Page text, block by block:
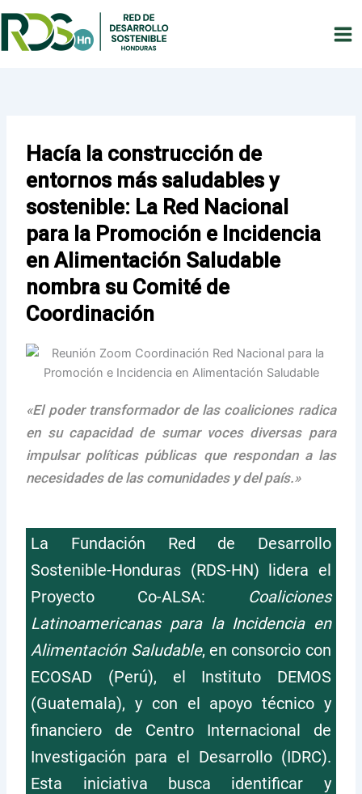
contenido
Hacía la construcción de
entornos más saludables y
sostenible: La Red Nacional
para la Promoción e Incidencia
en Alimentación Saludable
nombra su Comité de
Coordinación
«El poder transformador de las coaliciones radica
en su capacidad de sumar voces diversas para
impulsar políticas públicas que respondan a las
necesidades de las comunidades y del país.»
La Fundación Red de Desarrollo
Sostenible-Honduras (RDS-HN) lidera el
Proyecto Co-ALSA:
Coaliciones
Latinoamericanas para la Incidencia en
Alimentación Saludable, en consorcio con
ECOSAD (Perú), el Instituto DEMOS
(Guatemala), y con el apoyo técnico y
financiero de Centro Internacional de
Investigación para el Desarrollo (IDRC).
Esta iniciativa busca identificar y